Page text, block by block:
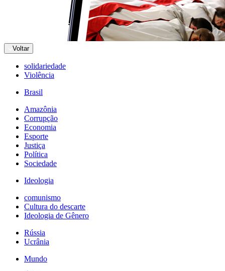
Voltar
solidariedade
Violência
Brasil
Amazônia
Corrupção
Economia
Esporte
Justiça
Política
Sociedade
Ideologia
comunismo
Cultura do descarte
Ideologia de Gênero
Rússia
Ucrânia
Mundo